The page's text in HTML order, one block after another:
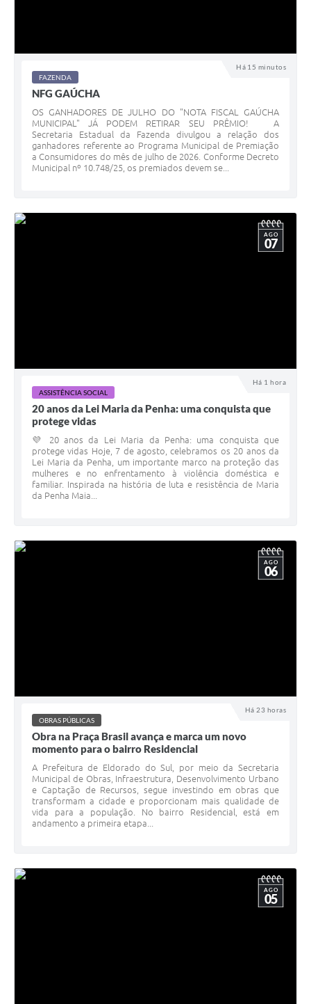
Há 15 minutos
FAZENDA
NFG GAÚCHA
OS GANHADORES DE JULHO DO "NOTA FISCAL GAÚCHA
MUNICIPAL" JÁ PODEM RETIRAR SEU PRÊMIO! A
Secretaria Estadual da Fazenda divulgou a relação dos
ganhadores referente ao Programa Municipal de Premiação
a Consumidores do mês de julho de 2026. Conforme Decreto
Municipal nº 10.748/25, os premiados devem se...
Há 1 hora
AGO
07
ASSISTÊNCIA SOCIAL
20 anos da Lei Maria da Penha: uma conquista que
protege vidas
💜 20 anos da Lei Maria da Penha: uma conquista que
protege vidas Hoje, 7 de agosto, celebramos os 20 anos da
Lei Maria da Penha, um importante marco na proteção das
mulheres e no enfrentamento à violência doméstica e
familiar. Inspirada na história de luta e resistência de Maria
da Penha Maia...
Há 23 horas
AGO
06
OBRAS PÚBLICAS
Obra na Praça Brasil avança e marca um novo
momento para o bairro Residencial
A Prefeitura de Eldorado do Sul, por meio da Secretaria
Municipal de Obras, Infraestrutura, Desenvolvimento Urbano
e Captação de Recursos, segue investindo em obras que
transformam a cidade e proporcionam mais qualidade de
vida para a população. No bairro Residencial, está em
andamento a primeira etapa...
AGO
05